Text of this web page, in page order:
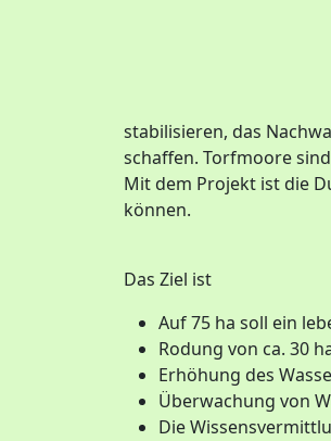
stabilisieren, das
schaffen. Torfmoore
Mit dem Projekt ist die
können.
Das Ziel ist
Auf 75 ha soll ein
Rodung von ca. 30
Erhöhung des
Überwachung von
Die